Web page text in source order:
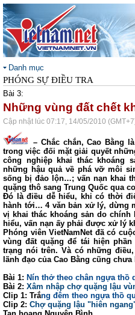
Danh mục
PHÓNG SỰ ĐIỀU TRA
Bài 3:
Những vùng đất chết
Cập nhật lúc 07:17, 14/05/2010
– Chắc chắn, Cao Bằng
trong việc đối mặt giải quyết
công nghiệp khai thác khoáng
những hậu quả về phá vỡ môi
sống bị đảo lộn…; vấn nạn khai
quặng thô sang Trung Quốc qua
Đó là điều dễ hiểu, khi có thời
hành tới… 4 văn bản xử lý, dừng
vị khai thác khoáng sản do
hiểu, vấn nạn ấy phải được xử lý
Phóng viên VietNamNet đã có
vùng đất quặng để tái hiện
trạng nói trên. Và có những
lãnh đạo của Cao Bằng cũng
Bài 1: Nín thở theo chân ngựa thồ
Bài 2: Xâm nhập chợ quặng lậu
Clip 1: Trắng đêm theo ngựa thồ
Clip 2: Chợ quặng lậu "hiên